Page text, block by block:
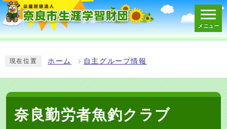
メニュー
現在位置 ホーム 自主グループ情報
奈良勤労者魚釣クラブ